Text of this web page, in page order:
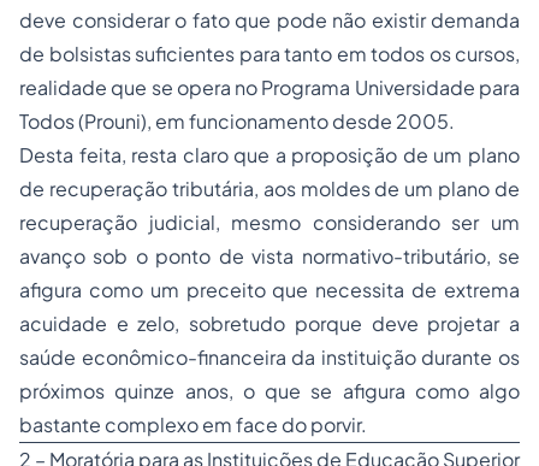
deve considerar o fato que pode não existir demanda
de bolsistas suficientes para tanto em todos os cursos,
realidade que se opera no Programa Universidade para
Todos (Prouni), em funcionamento desde 2005.
Desta feita, resta claro que a proposição de um plano
de recuperação tributária, aos moldes de um plano de
recuperação judicial, mesmo considerando ser um
avanço sob o ponto de vista normativo-tributário, se
afigura como um preceito que necessita de extrema
acuidade e zelo, sobretudo porque deve projetar a
saúde econômico-financeira da instituição durante os
próximos quinze anos, o que se afigura como algo
bastante complexo em face do porvir.
2 – Moratória para as Instituições de Educação Superior